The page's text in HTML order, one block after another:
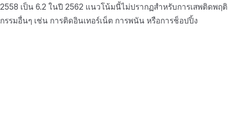
2558 เป็น 6.2 ในปี 2562 แนวโน้มนี้ไม่ปรากฏสำหรับการเสพติดพฤติ
กรรมอื่นๆ เช่น การติดอินเทอร์เน็ต การพนัน หรือการช็อปปิ้ง